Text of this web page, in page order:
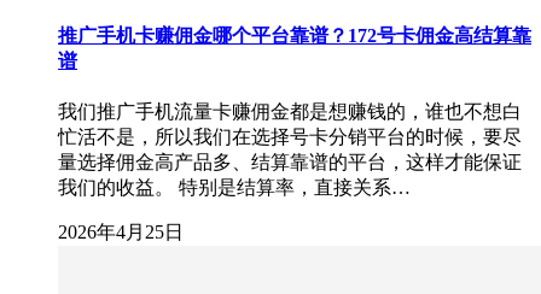
推广手机卡赚佣金哪个平台靠谱？172号卡佣金高结算靠
谱
我们推广手机流量卡赚佣金都是想赚钱的，谁也不想白
忙活不是，所以我们在选择号卡分销平台的时候，要尽
量选择佣金高产品多、结算靠谱的平台，这样才能保证
我们的收益。 特别是结算率，直接关系…
2026年4月25日